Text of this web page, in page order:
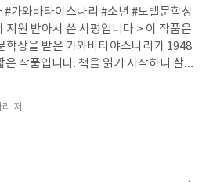
어난 배경들을 알 수 있어서 좋았다. 그
저자가 중요 하다고 생각하는 부분들은
있어서 정말 그 줄친 부분만 읽어도 조
을 것 같다. 밑줄 친부분이 처음에는 중
부 되어있어서 보는데 더 재미있게 봤던
독자들 보다는 지금 공부를 하고 있는
해주면 좋겠다는 생각이 들었다. 이제
은 고려인가!! ㅎ
가와바타야스나리 #소년 #노벨문학상
지원 받아서 쓴 서평입니다 > 이 작품은
학상을 받은 가와바타야스나리가 1948
을 읽기 시작하니 살짝
자신이 등장하면서 자신이 이제 50살인
면서 발견한 어릴적 일기를 이야기 한다.
이었을때 다른 동성 남자를 사랑했던 일
이 소설은 소설의 형식을 완벽하게 벗어
던 사소설이라는 형식인 것이다. 진짜를
저